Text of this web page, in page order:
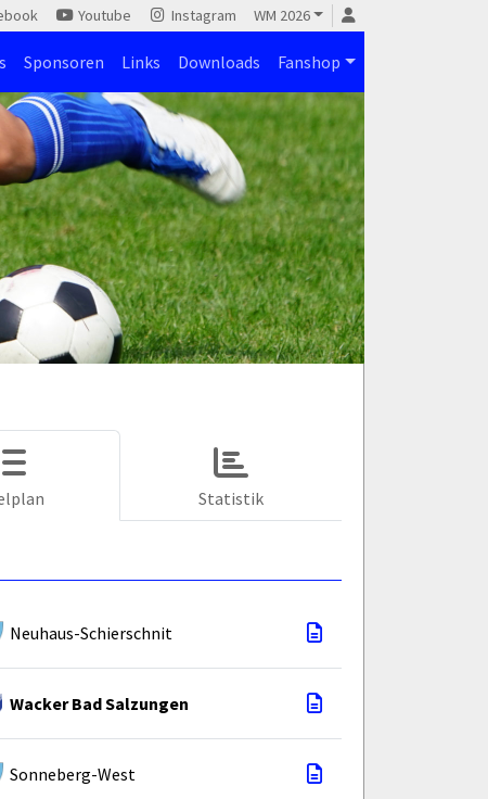
Youtube Instagram WM 2026
Sponsoren Links Downloads Fanshop
Statistik
Neuhaus-Schierschnit
Wacker Bad Salzungen
Sonneberg-West